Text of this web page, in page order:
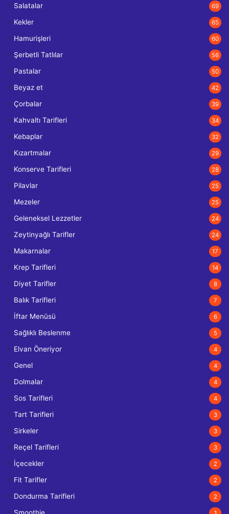
Salatalar 69
Kekler 65
Hamurişleri 60
Şerbetli Tatlılar 56
Pastalar 50
Beyaz et 42
Çorbalar 39
Kahvaltı Tarifleri 34
Kebaplar 32
Kızartmalar 29
Konserve Tarifleri 28
Pilavlar 25
Mezeler 25
Geleneksel Lezzetler 24
Zeytinyağlı Tarifler 24
Makarnalar 17
Krep Tarifleri 14
Diyet Tarifler 8
Balık Tarifleri 7
İftar Menüsü 6
Sağlıklı Beslenme 5
Elvan Öneriyor 4
Genel 4
Dolmalar 4
Sos Tarifleri 4
Tart Tarifleri 3
Sirkeler 3
Reçel Tarifleri 3
İçecekler 2
Fit Tarifler 2
Dondurma Tarifleri 2